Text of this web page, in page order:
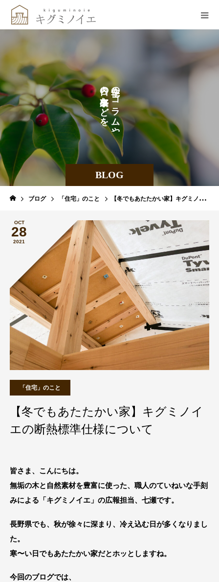
BLOG
の
コ
ラ
ム
や
の
な
ど
を
し
て
ブログ 「住宅」のこと 【冬でもあたたかい家】キグミノイエの断熱標準仕様について
OCT
28
2021
「住宅」のこと
【冬でもあたたかい家】キグミノイ
エの断熱標準仕様について
皆さま、こんにちは。
無垢の木と自然素材を豊富に使った、職人のていねいな手刻
みによる「キグミノイエ」の広報担当、七瀬です。
長野県でも、秋が徐々に深まり、冷え込む日が多くなりまし
た。
寒〜い日でもあたたかい家だとホッとしますね。
今回のブログでは、